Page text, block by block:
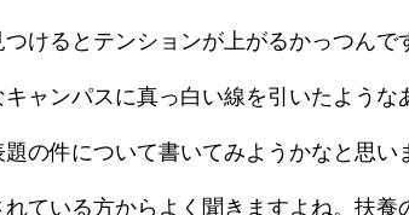
けるとテンションが上がるかっつんで
ャンパスに真っ白い線を引いたよう
の件について書いてみようかなと思い
ている方からよく聞きますよね。扶養